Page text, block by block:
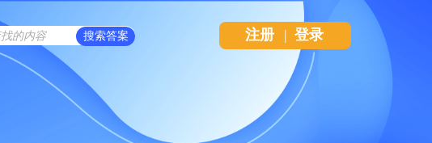
注册 | 登录